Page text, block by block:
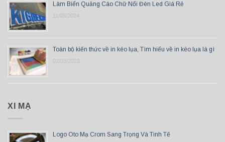
Làm Biển Quảng Cáo Chữ Nổi Đèn Led Giá Rẻ
11/05/2024
Toàn bộ kiến thức về in kéo lụa, Tìm hiểu về in kéo lụa là gì
02/03/2023
XI MẠ
Logo Oto Mạ Crom Sang Trọng Và Tinh Tế